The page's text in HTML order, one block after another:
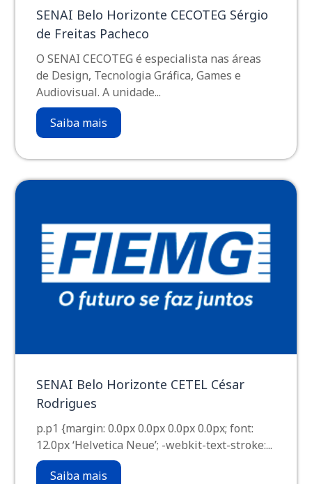
SENAI Belo Horizonte CECOTEG Sérgio
de Freitas Pacheco
O SENAI CECOTEG é especialista nas áreas
de Design, Tecnologia Gráfica, Games e
Audiovisual. A unidade...
Saiba mais
SENAI Belo Horizonte CETEL César
Rodrigues
p.p1 {margin: 0.0px 0.0px 0.0px 0.0px; font:
12.0px ‘Helvetica Neue’; -webkit-text-stroke:...
Saiba mais